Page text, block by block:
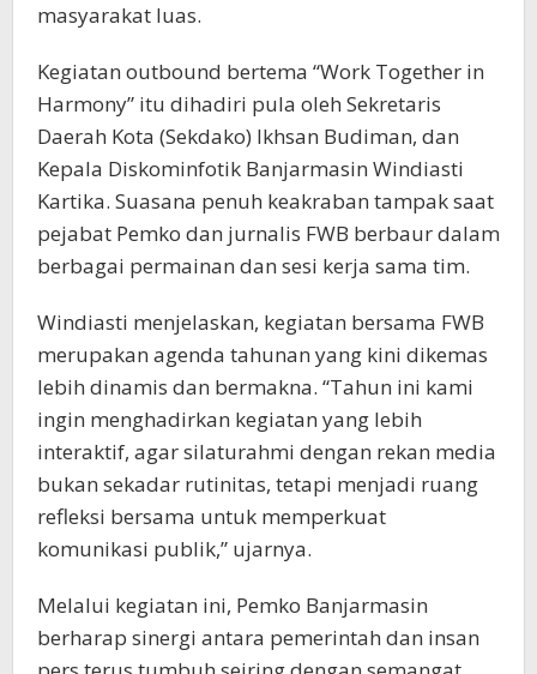
masyarakat luas.
Kegiatan outbound bertema “Work Together in
Harmony” itu dihadiri pula oleh Sekretaris
Daerah Kota (Sekdako) Ikhsan Budiman, dan
Kepala Diskominfotik Banjarmasin Windiasti
Kartika. Suasana penuh keakraban tampak saat
pejabat Pemko dan jurnalis FWB berbaur dalam
berbagai permainan dan sesi kerja sama tim.
Windiasti menjelaskan, kegiatan bersama FWB
merupakan agenda tahunan yang kini dikemas
lebih dinamis dan bermakna. “Tahun ini kami
ingin menghadirkan kegiatan yang lebih
interaktif, agar silaturahmi dengan rekan media
bukan sekadar rutinitas, tetapi menjadi ruang
refleksi bersama untuk memperkuat
komunikasi publik,” ujarnya.
Melalui kegiatan ini, Pemko Banjarmasin
berharap sinergi antara pemerintah dan insan